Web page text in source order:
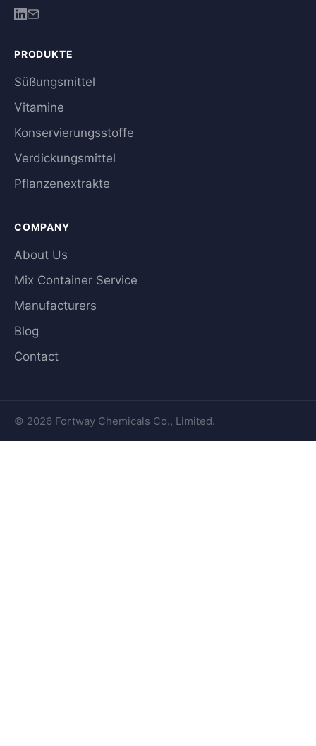
PRODUKTE
Süßungsmittel
Vitamine
Konservierungsstoffe
Verdickungsmittel
Pflanzenextrakte
COMPANY
About Us
Mix Container Service
Manufacturers
Blog
Contact
© 2026 Fortway Chemicals Co., Limited.